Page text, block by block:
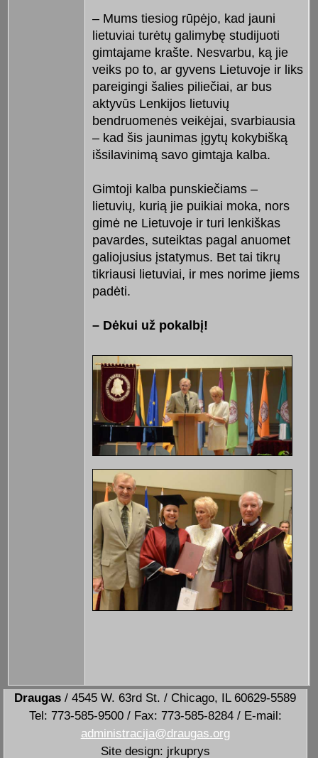
– Mums tiesiog rūpėjo, kad jauni
lietuviai turėtų galimybę studijuoti
gimtajame krašte. Nesvarbu, ką jie
veiks po to, ar gyvens Lietuvoje ir liks
pareigingi šalies piliečiai, ar bus
aktyvūs Lenkijos lietuvių
bendruomenės veikėjai, svarbiausia
– kad šis jaunimas įgytų kokybišką
išsilavinimą savo gimtąja kalba.
Gimtoji kalba punskiečiams –
lietuvių, kurią jie puikiai moka, nors
gimė ne Lietuvoje ir turi lenkiškas
pavardes, suteiktas pagal anuomet
galiojusius įstatymus. Bet tai tikrų
tikriausi lietuviai, ir mes norime jiems
padėti.
– Dėkui už pokalbį!
Draugas / 4545 W. 63rd St. / Chicago, IL 60629-5589
Tel: 773-585-9500 / Fax: 773-585-8284 / E-mail:
administracija@draugas.org
Site design: jrkuprys